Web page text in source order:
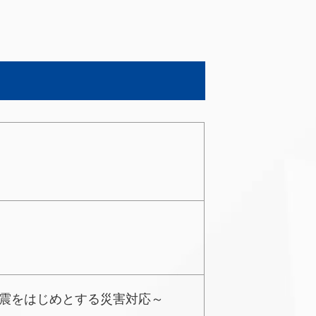
をはじめとする災害対応～